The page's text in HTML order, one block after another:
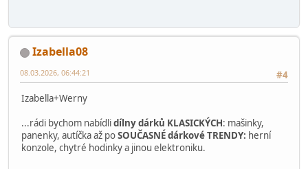
Izabella08
#4
08.03.2026, 06:44:21
Izabella+Werny
...rádi bychom nabídlidílny dárků KLASICKÝCH: mašinky,
panenky, autíčka až poSOUČASNÉ dárkové TRENDY: herní
konzole, chytré hodinky a jinou elektroniku.